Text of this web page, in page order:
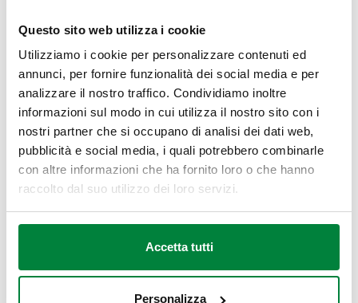
Questo sito web utilizza i cookie
Utilizziamo i cookie per personalizzare contenuti ed
annunci, per fornire funzionalità dei social media e per
analizzare il nostro traffico. Condividiamo inoltre
informazioni sul modo in cui utilizza il nostro sito con i
nostri partner che si occupano di analisi dei dati web,
pubblicità e social media, i quali potrebbero combinarle
con altre informazioni che ha fornito loro o che hanno
raccolto dal suo utilizzo dei loro servizi.
Accetta tutti
Personalizza
550320
G 2" A (ISO 228-
1) M
2 derivazioni, calotta
mobile
Disegni 2D
Modelli 3D